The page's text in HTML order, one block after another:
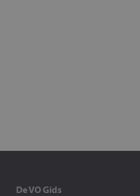
De VO Gids